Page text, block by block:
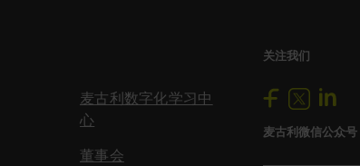
麦古利数字化学习中
心
董事会
关注我们
麦古利微信公众号